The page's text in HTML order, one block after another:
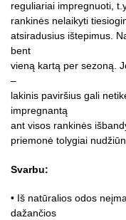
reguliariai impregnuoti,
rankinės nelaikyti
atsiradusius ištepimus.
bent
vieną kartą per sezoną.
–
lakinis paviršius gali
impregnantą
ant visos rankinės
priemonė tolygiai
Svarbu:
• Iš natūralios odos
dažančios